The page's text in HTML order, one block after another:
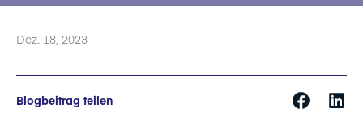
Dez. 18, 2023
Blogbeitrag teilen